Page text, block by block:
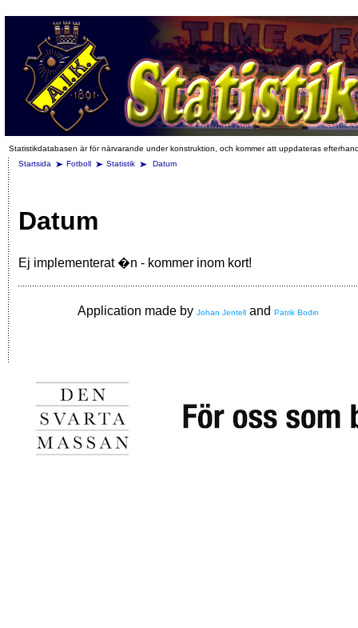
Statistikdatabasen är för närvarande under konstruktion, och kommer att uppdateras
Startsida
Fotboll Statistik Datum
Datum
Ej implementerat �n - kommer inom kort!
Application made by Johan Jentell and Patrik Bodin